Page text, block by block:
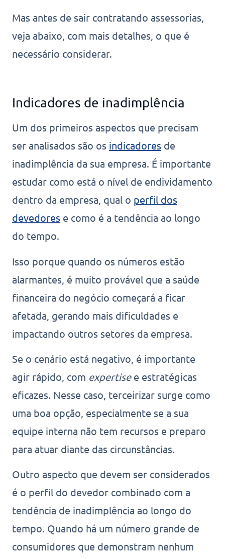
Mas antes de sair contratando assessorias,
veja abaixo, com mais detalhes, o que é
necessário considerar.
Indicadores de inadimplência
Um dos primeiros aspectos que precisam
ser analisados são os indicadores de
inadimplência da sua empresa. É importante
estudar como está o nível de endividamento
dentro da empresa, qual o perfil dos
devedores e como é a tendência ao longo
do tempo.
Isso porque quando os números estão
alarmantes, é muito provável que a saúde
financeira do negócio começará a ficar
afetada, gerando mais dificuldades e
impactando outros setores da empresa.
Se o cenário está negativo, é importante
agir rápido, com expertisee estratégicas
eficazes. Nesse caso, terceirizar surge como
uma boa opção, especialmente se a sua
equipe interna não tem recursos e preparo
para atuar diante das circunstâncias.
Outro aspecto que devem ser considerados
é o perfil do devedor combinado com a
tendência de inadimplência ao longo do
tempo. Quando há um número grande de
consumidores que demonstram nenhum